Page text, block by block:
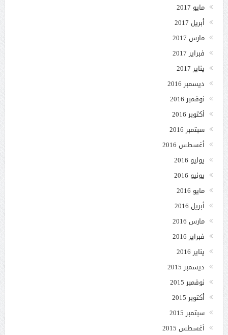
مايو 2017
أبريل 2017
مارس 2017
فبراير 2017
يناير 2017
ديسمبر 2016
نوفمبر 2016
أكتوبر 2016
سبتمبر 2016
أغسطس 2016
يوليو 2016
يونيو 2016
مايو 2016
أبريل 2016
مارس 2016
فبراير 2016
يناير 2016
ديسمبر 2015
نوفمبر 2015
أكتوبر 2015
سبتمبر 2015
أغسطس 2015